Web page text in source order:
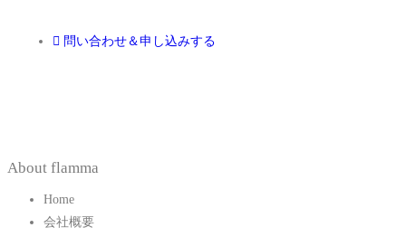
問い合わせ＆申し込みする
About flamma
Home
会社概要